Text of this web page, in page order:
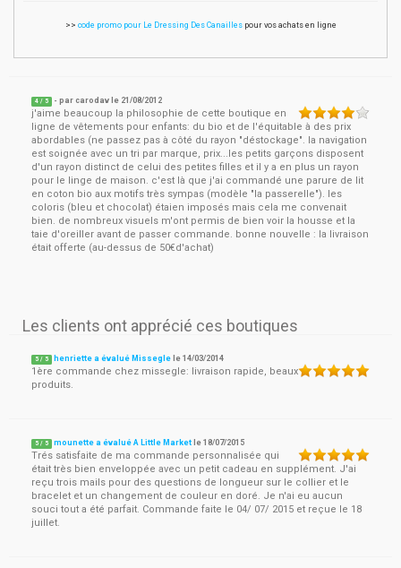
>> code promo pour Le Dressing Des Canaillespour vos achats en ligne
4 / 5 - parcarodav le 21/08/2012
j'aime beaucoup la philosophie de cette boutique en
ligne de vêtements pour enfants: du bio et de l'équitable à des prix
abordables (ne passez pas à côté du rayon "déstockage". la navigation
est soignée avec un tri par marque, prix...les petits garçons disposent
d'un rayon distinct de celui des petites filles et il y a en plus un rayon
pour le linge de maison. c'est là que j'ai commandé une parure de lit
en coton bio aux motifs très sympas (modèle "la passerelle"). les
coloris (bleu et chocolat) étaien imposés mais cela me convenait
bien. de nombreux visuels m'ont permis de bien voir la housse et la
taie d'oreiller avant de passer commande. bonne nouvelle : la livraison
était offerte (au-dessus de 50€d'achat)
Les clients ont apprécié ces boutiques
5 / 5 henriette a évalué Missegle le14/03/2014
1ère commande chez missegle: livraison rapide, beaux
produits.
5 / 5 mounette a évalué A Little Market le18/07/2015
Trés satisfaite de ma commande personnalisée qui
était très bien enveloppée avec un petit cadeau en supplément. J'ai
reçu trois mails pour des questions de longueur sur le collier et le
bracelet et un changement de couleur en doré. Je n'ai eu aucun
souci tout a été parfait. Commande faite le 04/ 07/ 2015 et reçue le 18
juillet.